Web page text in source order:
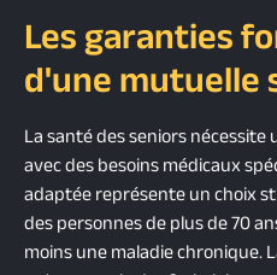
Les garanties
d'une mutuelle
La santé des seniors
avec des besoins médicaux
adaptée représente un choix
des personnes de plus de 70
moins une maladie chronique.